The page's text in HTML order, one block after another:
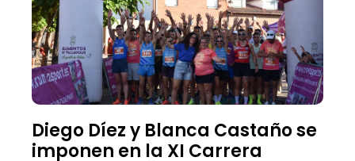
Diego Díez y Blanca Castaño se
imponen en la XI Carrera